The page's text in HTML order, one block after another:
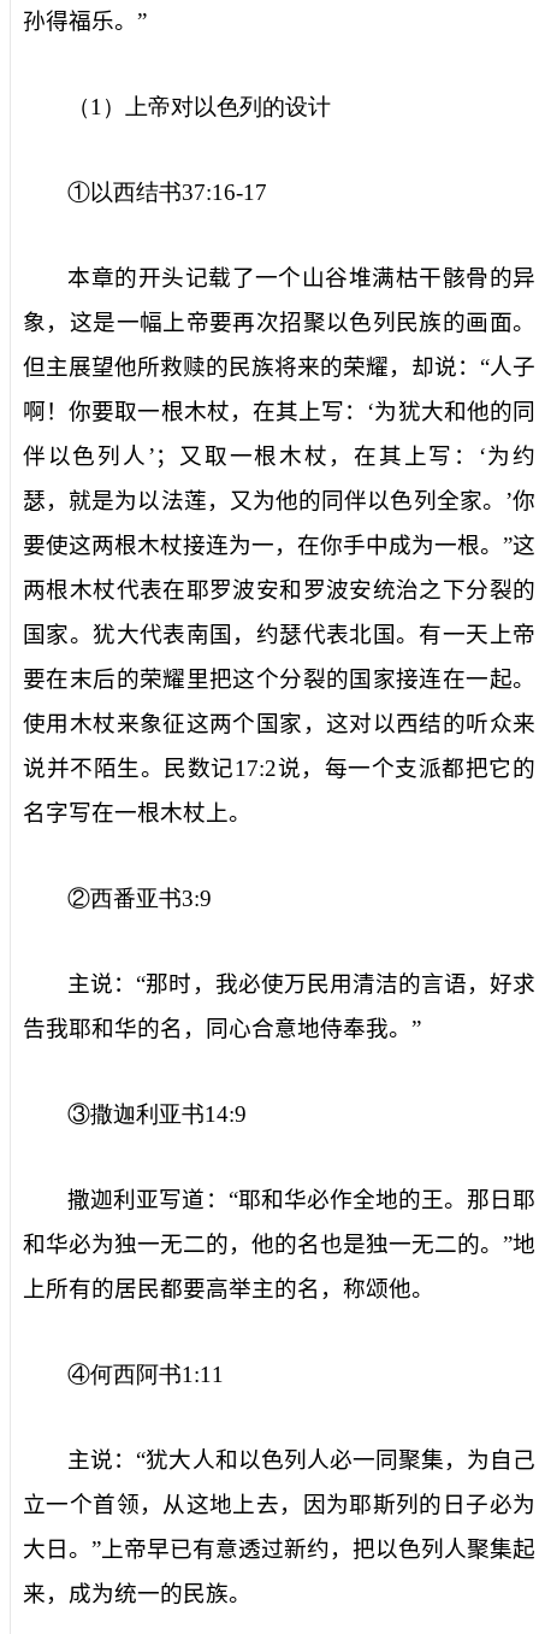
孙得福乐。”
（1 ）上帝对以色列的设计
①以西结书37:16-17
本章的开头记载了一个山谷堆满枯干骸骨的异
象，这是一幅上帝要再次招聚以色列民族的画面。
但主展望他所救赎的民族将来的荣耀，却说：“人子
啊！你要取一根木杖，在其上写：‘为犹大和他的同
伴以色列人’；又取一根木杖，在其上写：‘为约
瑟，就是为以法莲，又为他的同伴以色列全家。’你
要使这两根木杖接连为一，在你手中成为一根。”这
两根木杖代表在耶罗波安和罗波安统治之下分裂的
国家。犹大代表南国，约瑟代表北国。有一天上帝
要在末后的荣耀里把这个分裂的国家接连在一起。
使用木杖来象征这两个国家，这对以西结的听众来
说并不陌生。民数记17:2说，每一个支派都把它的
名字写在一根木杖上。
②西番亚书3:9
主说：“那时，我必使万民用清洁的言语，好求
告我耶和华的名，同心合意地侍奉我。”
③撒迦利亚书14:9
撒迦利亚写道：“耶和华必作全地的王。那日耶
和华必为独一无二的，他的名也是独一无二的。”地
上所有的居民都要高举主的名，称颂他。
④何西阿书1:11
主说：“犹大人和以色列人必一同聚集，为自己
立一个首领，从这地上去，因为耶斯列的日子必为
大日。”上帝早已有意透过新约，把以色列人聚集起
来，成为统一的民族。